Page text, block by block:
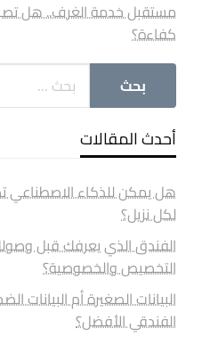
مستقبل خدمة الغرف.. هل تصبح
كفاءة؟
أحدث المقالات
هل يمكن للذكاء الاصطناعي
لكل نزيل؟
الفندق الذي يعرفك قبل
التخصيص والخصوصية؟
البيانات الصغيرة أم البيانات
الفندقي الأفضل؟